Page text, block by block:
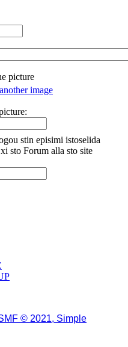
image
stin episimi istoselida
sto Forum alla sto site
© 2021, Simple